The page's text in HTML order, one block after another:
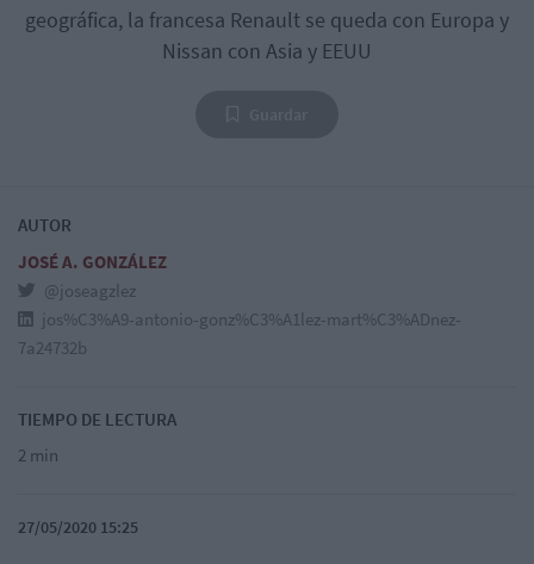
geográfica, la francesa Renault se queda con Europa y
Nissan con Asia y EEUU
AUTOR
JOSÉ A. GONZÁLEZ
@joseagzlez
jos%C3%A9-antonio-gonz%C3%A1lez-mart%C3%ADnez-
7a24732b
TIEMPO DE LECTURA
2 min
27/05/2020 15:25